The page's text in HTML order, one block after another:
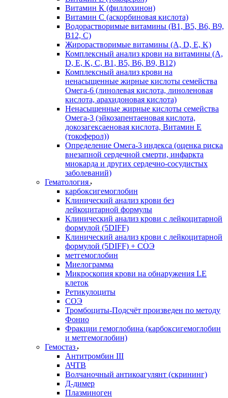
Витамин К (филлохинон)
Витамин С (аскорбиновая кислота)
Водорастворимые витамины (B1, B5, B6, В9,
В12, С)
Жирорастворимые витамины (A, D, E, K)
Комплексный анализ крови на витамины (A,
D, E, K, C, B1, B5, B6, В9, B12)
Комплексный анализ крови на
ненасыщенные жирные кислоты семейства
Омега-6 (линолевая кислота, линоленовая
кислота, арахидоновая кислота)
Ненасыщенные жирные кислоты семейства
Омега-3 (эйкозапентаеновая кислота,
докозагексаеновая кислота, Витамин E
(токоферол))
Определение Омега-3 индекса (оценка риска
внезапной сердечной смерти, инфаркта
миокарда и других сердечно-сосудистых
заболеваний)
Гематология
карбоксигемоглобин
Клинический анализ крови без
лейкоцитарной формулы
Клинический анализ крови с лейкоцитарной
формулой (5DIFF)
Клинический анализ крови с лейкоцитарной
формулой (5DIFF) + СОЭ
метгемоглобин
Миелограмма
Микроскопия крови на обнаружения LE
клеток
Ретикулоциты
СОЭ
Тромбоциты-Подсчёт произведен по методу
Фонио
Фракции гемоглобина (карбоксигемоглобин
и метгемоглобин)
Гемостаз
Антитромбин III
АЧТВ
Волчаночный антикоагулянт (скрининг)
Д-димер
Плазминоген